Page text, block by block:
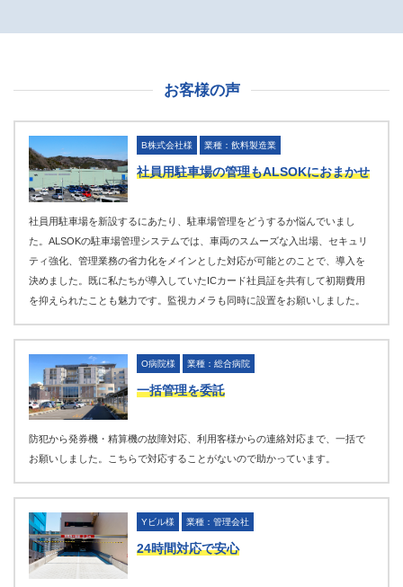
お客様の声
B株式会社様 業種：飲料製造業
社員用駐車場の管理もALSOKにおまかせ
社員用駐車場を新設するにあたり、駐車場管理をどうするか悩んでいまし
た。ALSOKの駐車場管理システムでは、車両のスムーズな入出場、セキュリ
ティ強化、管理業務の省力化をメインとした対応が可能とのことで、導入を
決めました。既に私たちが導入していたICカード社員証を共有して初期費用
を抑えられたことも魅力です。監視カメラも同時に設置をお願いしました。
O病院様 業種：総合病院
一括管理を委託
防犯から発券機・精算機の故障対応、利用客様からの連絡対応まで、一括で
お願いしました。こちらで対応することがないので助かっています。
Yビル様 業種：管理会社
24時間対応で安心